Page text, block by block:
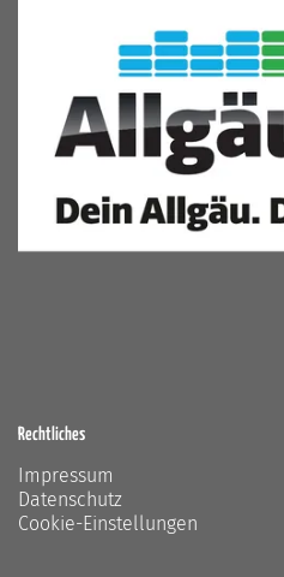
Rechtliches
Impressum
Datenschutz
Cookie-Einstellungen